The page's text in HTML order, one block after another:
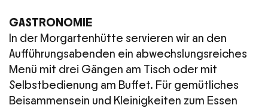
GASTRONOMIE
In der Morgartenhütte servieren wir an den
Aufführungsabenden ein abwechslungsreiches
Menü mit drei Gängen am Tisch oder mit
Selbstbedienung am Buffet. Für gemütliches
Beisammensein und Kleinigkeiten zum Essen